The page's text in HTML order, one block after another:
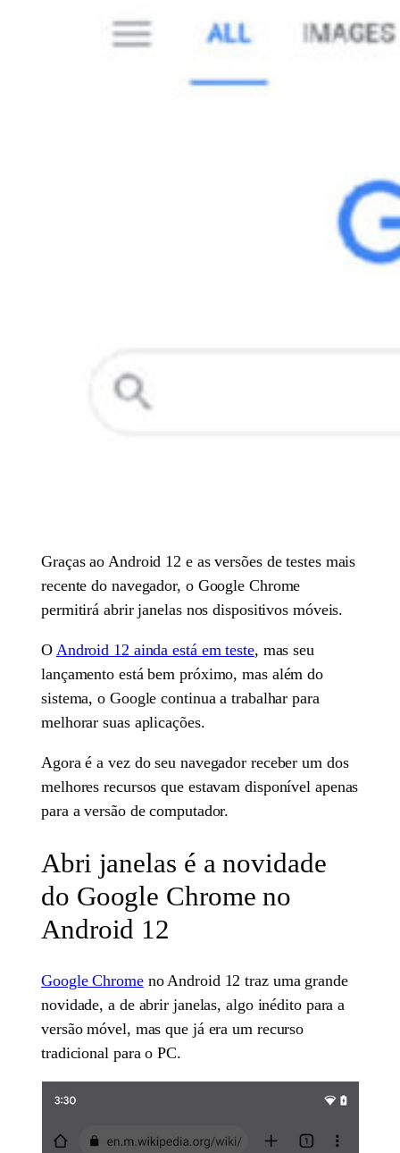
Graças ao Android 12 e as versões de testes mais
recente do navegador, o Google Chrome
permitirá abrir janelas nos dispositivos móveis.
O Android 12 ainda está em teste, mas seu
lançamento está bem próximo, mas além do
sistema, o Google continua a trabalhar para
melhorar suas aplicações.
Agora é a vez do seu navegador receber um dos
melhores recursos que estavam disponível apenas
para a versão de computador.
Abri janelas é a novidade
do Google Chrome no
Android 12
Google Chromeno Android 12 traz uma grande
novidade, a de abrir janelas, algo inédito para a
versão móvel, mas que já era um recurso
tradicional para o PC.